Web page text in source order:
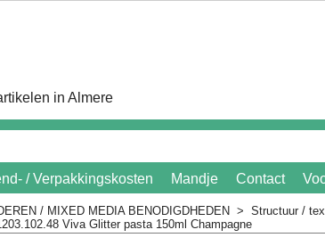
in Almere
/ Verpakkingskosten Mandje Contact
/ MIXED MEDIA BENODIGDHEDEN > Structuur /
Viva Glitter pasta 150ml Champagne